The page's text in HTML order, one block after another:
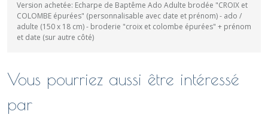
Version achetée: Echarpe de Baptême Ado Adulte brodée "CROIX et
COLOMBE épurées" (personnalisable avec date et prénom) - ado /
adulte (150 x 18 cm) - broderie "croix et colombe épurées" + prénom
et date (sur autre côté)
Vous pourriez aussi être intéressé
par